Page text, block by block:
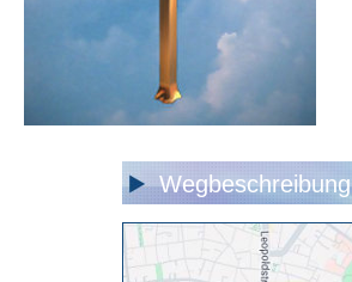
Wegbeschreibung